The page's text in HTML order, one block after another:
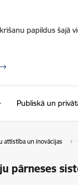
papildus šajā
Publiskā un
attīstība un inovācijas
pārneses